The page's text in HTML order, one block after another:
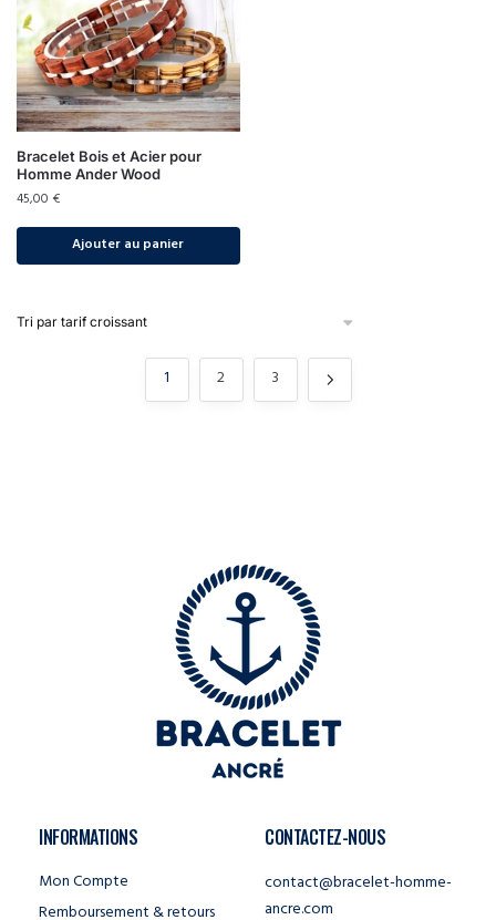
Bracelet Bois et Acier pour
Homme Ander Wood
45,00 €
Ajouter au panier
1 2 3
INFORMATIONS
Mon Compte
Remboursement & retours
CONTACTEZ-NOUS
contact@bracelet-homme-
ancre.com